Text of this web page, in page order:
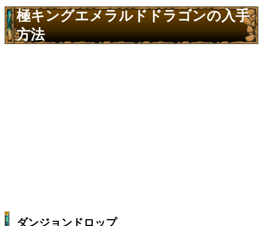
極キングエメラルドドラゴンの入手
方法
ダンジョンドロップ